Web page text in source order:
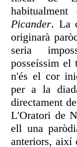
Picander. La
originarà
seria
posseíssim
n'és el cor
per a la
directament
L'Oratori de
ell una
anteriors, així